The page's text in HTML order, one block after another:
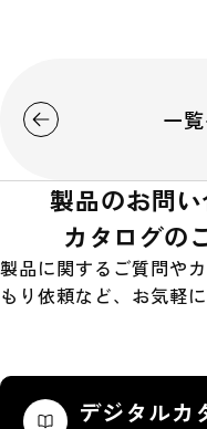
一
製品のお問
カタログの
製品に関するご質問や
もり依頼など、お気軽
デジタルカ